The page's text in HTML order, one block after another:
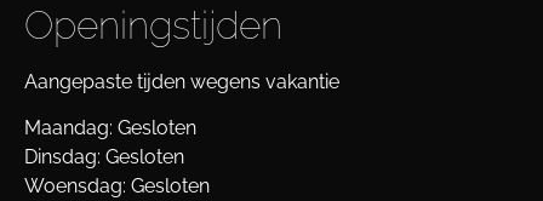
Openingstijden
Aangepaste tijden wegens vakantie
Maandag: Gesloten
Dinsdag: Gesloten
Woensdag: Gesloten